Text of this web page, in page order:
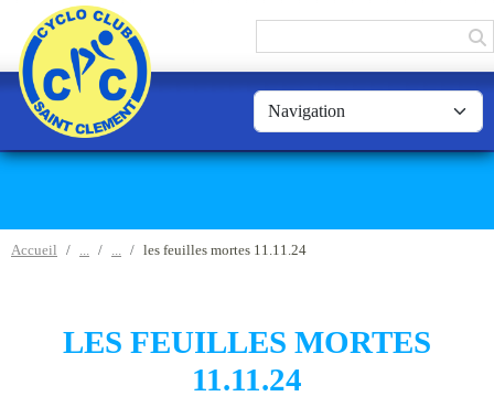
Accueil les feuilles mortes 11.11.24
LES FEUILLES MORTES
11.11.24
Panneau de gestion des cookies